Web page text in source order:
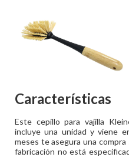
Características
Este cepillo para vajilla
incluye una unidad y viene
meses te asegura una
fabricación no está